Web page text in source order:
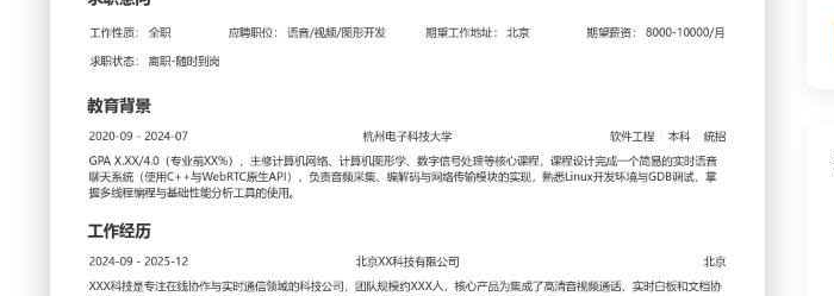
性别: 男年龄: 26 学历: 本科婚姻状态: 未婚工作年限: 4年政治面貌: 党员
邮箱: xiaowan@gangwan.com
求职意向
工作性质: 全职应聘职位: 语音/视频/图形开发期望工作地址: 北京期望薪资: 8000-10000
工作经历